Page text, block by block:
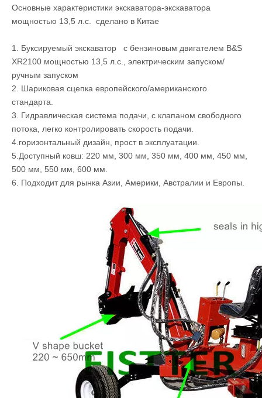
Основные характеристики экскаватора-экскаватора
мощностью 13,5 л.с. сделано в Китае
1. Буксируемый экскаватор с бензиновым двигателем B&S
XR2100 мощностью 13,5 л.с., электрическим запуском/
ручным запуском
2. Шариковая сцепка европейского/американского
стандарта.
3. Гидравлическая система подачи, с клапаном свободного
потока, легко контролировать скорость подачи.
4.горизонтальный дизайн, прост в эксплуатации.
5.Доступный ковш: 220 мм, 300 мм, 350 мм, 400 мм, 450 мм,
500 мм, 550 мм, 600 мм.
6. Подходит для рынка Азии, Америки, Австралии и Европы.